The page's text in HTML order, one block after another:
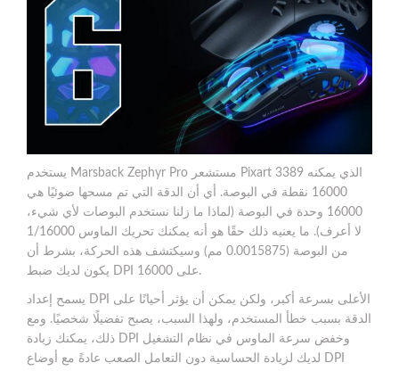
يستخدم Marsback Zephyr Pro مستشعر Pixart 3389 الذي يمكنه
16000 نقطة في البوصة. أي أن الدقة التي تم مسحها ضوئيًا هي
16000 وحدة في البوصة (لماذا ما زلنا نستخدم البوصات لأي شيء،
لا أعرف). ما يعنيه ذلك حقًا هو أنه يمكنك تحريك الماوس 1/16000
من البوصة (0.0015875 مم) وسيكتشف هذه الحركة، بشرط أن
يكون لديك ضبط DPI على 16000.
يسمح إعداد DPI الأعلى بسرعة أكبر، ولكن يمكن أن يؤثر أحيانًا على
الدقة بسبب خطأ المستخدم، ولهذا السبب، يصبح تفضيلًا شخصيًا. ومع
ذلك، يمكنك زيادة DPI وخفض سرعة الماوس في نظام التشغيل
لديك لزيادة الحساسية دون التعامل الصعب عادةً مع أوضاع DPI